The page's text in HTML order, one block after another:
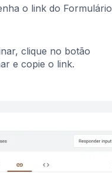
o link do Formulário
clique no botão
e copie o link.